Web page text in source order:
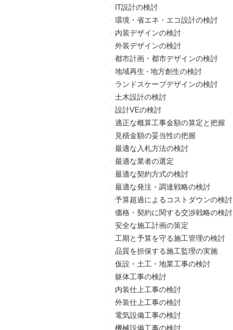
・ IT設計の検討
・ 環境・省エネ・エコ設計の検討
・ 内装デザインの検討
・ 外装デザインの検討
・ 都市計画・都市デザインの検討
・ 地域再生 - 地方創生の検討
・ ランドスケープデザインの検討
・ 土木設計の検討
・ 設計VEの検討
・ 適正な概算工事金額の算定と把握
・ 見積金額の妥当性の把握
・ 最適な入札方法の検討
・ 最適な業者の選定
・ 最適な契約方式の検討
・ 最適な発注・調達戦略の検討
・ 予算超過によるコストダウンの検討
・ 価格・契約に関する交渉戦略の検討
・ 安全な施工計画の策定
・ 工期と予算を守る施工管理の検討
・ 品質を担保する施工監理の実施
・ 仮設・土工・地業工事の検討
・ 躯体工事の検討
・ 内装仕上工事の検討
・ 外装仕上工事の検討
・ 電気設備工事の検討
・ 機械設備工事の検討